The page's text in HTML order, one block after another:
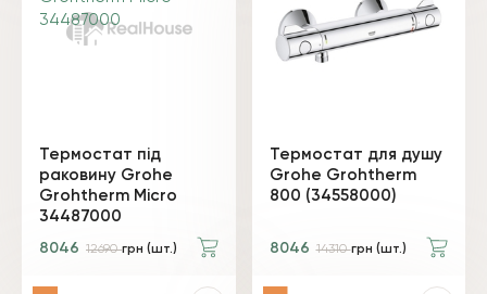
Термостат під
раковину Grohe
Grohtherm Micro
34487000
8046 12690грн (шт.)
Термостат для душу
Grohe Grohtherm
800 (34558000)
8046 14310грн (шт.)